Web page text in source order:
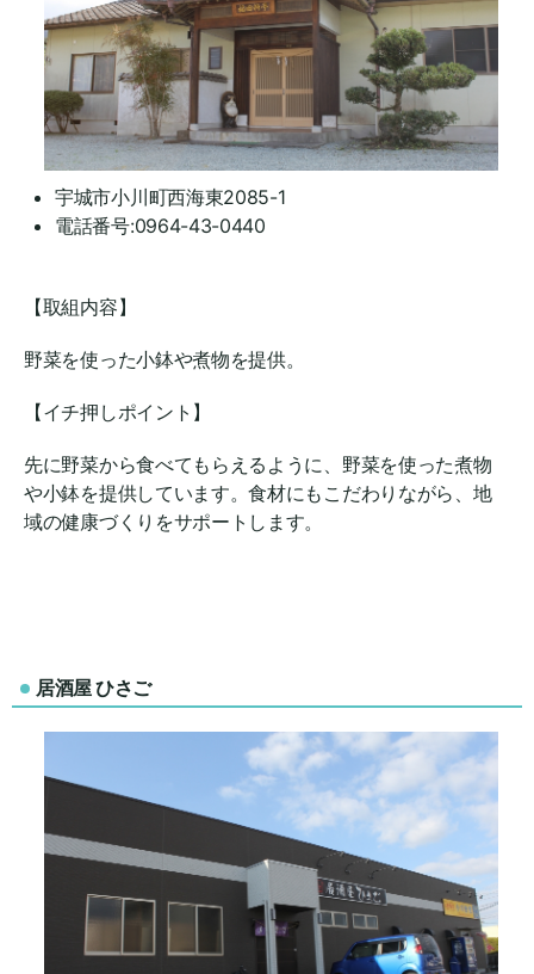
宇城市小川町西海東2085-1
電話番号:0964-43-0440
【取組内容】
野菜を使った小鉢や煮物を提供。
【イチ押しポイント】
先に野菜から食べてもらえるように、野菜を使った煮物
や小鉢を提供しています。食材にもこだわりながら、地
域の健康づくりをサポートします。
居酒屋 ひさご